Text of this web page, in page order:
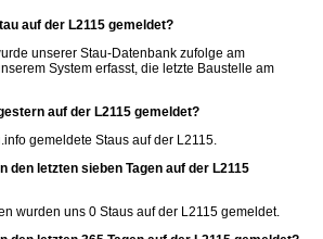
auf der L2115 gemeldet?
unserer Stau-Datenbank zufolge am
System erfasst, die letzte Baustelle am
auf der L2115 gemeldet?
gemeldete Staus auf der L2115.
den letzten sieben Tagen auf der L2115
wurden uns 0 Staus auf der L2115 gemeldet.